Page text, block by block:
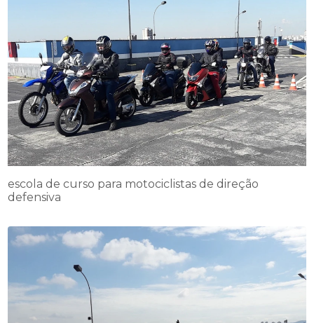
escola de curso para motociclistas de direção
defensiva